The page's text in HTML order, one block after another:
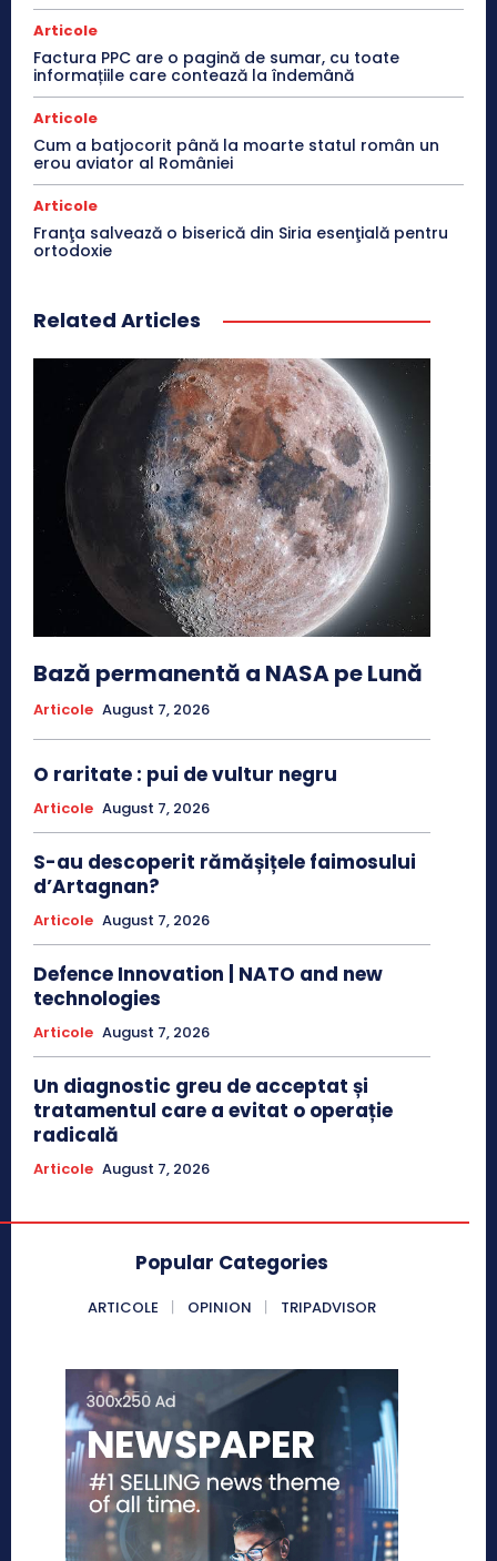
Articole
Factura PPC are o pagină de sumar, cu toate
informațiile care contează la îndemână
Articole
Cum a batjocorit până la moarte statul român un
erou aviator al României
Articole
Franţa salvează o biserică din Siria esenţială pentru
ortodoxie
Related Articles
Bază permanentă a NASA pe Lună
Articole August 7, 2026
O raritate : pui de vultur negru
Articole August 7, 2026
S-au descoperit rămășițele faimosului
d’Artagnan?
Articole August 7, 2026
Defence Innovation | NATO and new
technologies
Articole August 7, 2026
Un diagnostic greu de acceptat și
tratamentul care a evitat o operație
radicală
Articole August 7, 2026
Popular Categories
ARTICOLE OPINION TRIPADVISOR